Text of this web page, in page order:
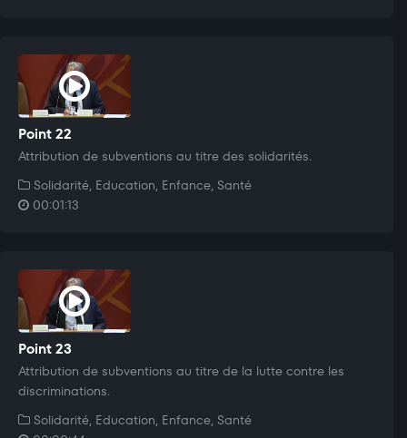
Point 22
Attribution de subventions au titre des solidarités.
Solidarité, Education, Enfance, Santé
00:01:13
Point 23
Attribution de subventions au titre de la lutte contre les
discriminations.
Solidarité, Education, Enfance, Santé